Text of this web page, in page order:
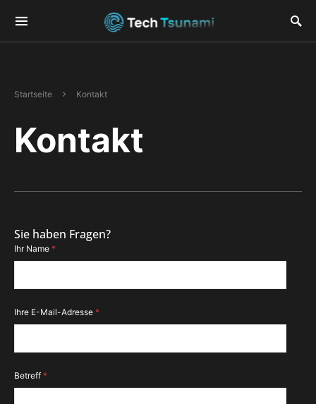
Startseite Kontakt
Kontakt
Sie haben Fragen?
Ihr Name *
Ihre E-Mail-Adresse *
Betreff *